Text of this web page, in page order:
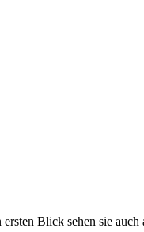
Blick sehen sie